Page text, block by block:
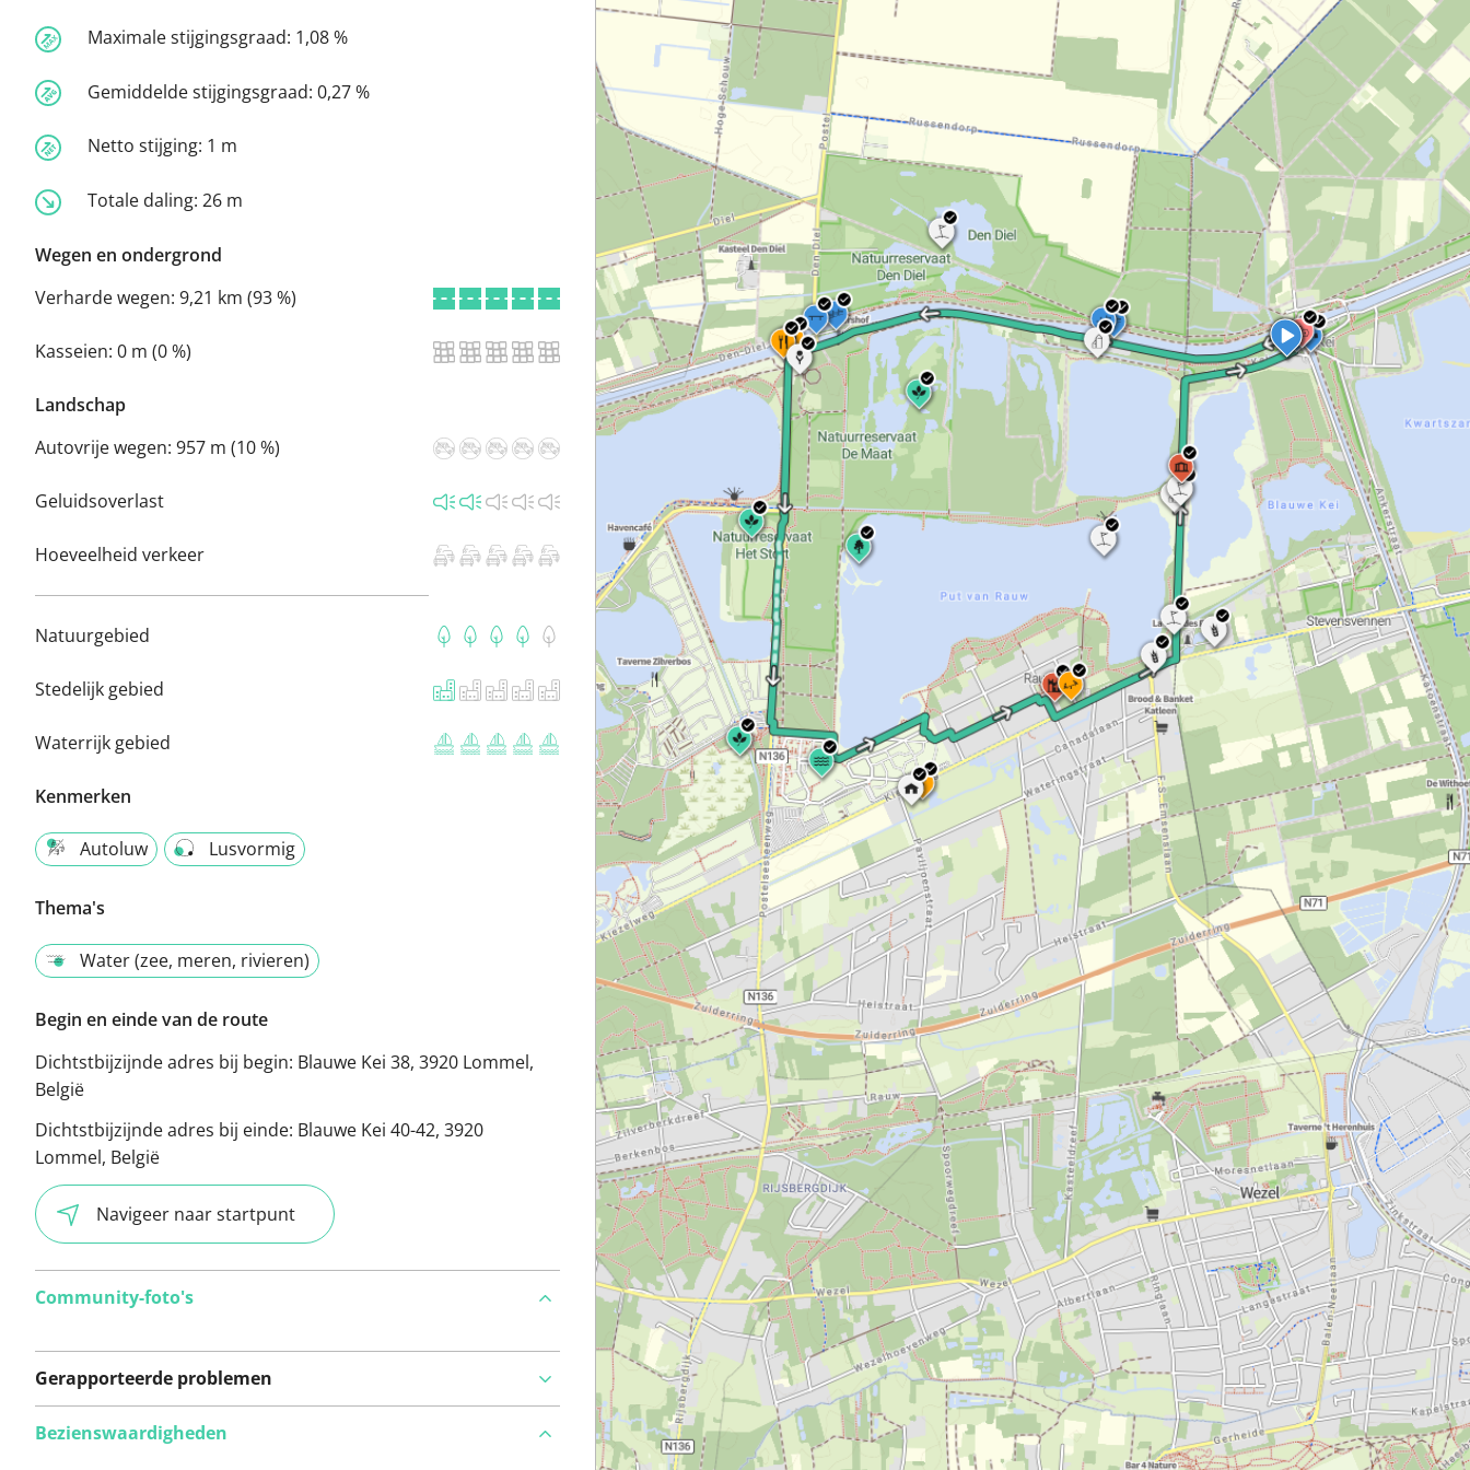
Maximale stijgingsgraad: 1,08 %
Gemiddelde stijgingsgraad: 0,27 %
Netto stijging: 1 m
Totale daling: 26 m
Wegen en ondergrond
Verharde wegen: 9,21 km (93 %)
Kasseien: 0 m (0 %)
Landschap
Autovrije wegen: 957 m (10 %)
Geluidsoverlast
Hoeveelheid verkeer
Natuurgebied
Stedelijk gebied
Waterrijk gebied
Kenmerken
Autoluw Lusvormig
Thema's
Water (zee, meren, rivieren)
Begin en einde van de route
Dichtstbijzijnde adres bij begin: Blauwe Kei 38, 3920 Lommel,
België
Dichtstbijzijnde adres bij einde: Blauwe Kei 40-42, 3920
Lommel, België
Navigeer naar startpunt
Community-foto's
Gerapporteerde problemen
Bezienswaardigheden